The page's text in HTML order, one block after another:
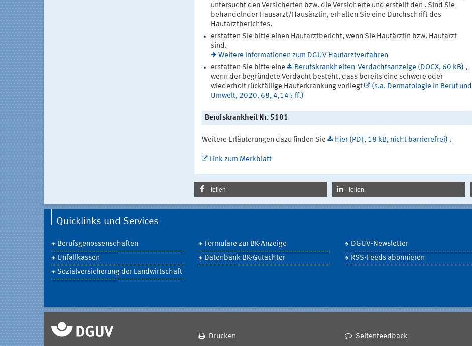
untersucht den Versicherten bzw. die Versicherte und erstellt den . Sind Sie
behandelnder Hausarzt/Hausärztin, erhalten Sie eine Durchschrift des
Hautarztberichtes.
erstatten Sie bitte einen Hautarztbericht, wenn Sie Hautärztin bzw. Hautarzt
sind.
Weitere Informationen zum DGUV Hautarztverfahren
erstatten Sie bitte eine
Berufskrankheiten-Verdachtsanzeige (DOCX, 60 kB) ,
wenn der begründete Verdacht besteht, dass bereits eine schwere oder
wiederholt rückfällige Hauterkrankung vorliegt
(s.a. Dermatologie in Beruf und
Umwelt, 2020, 68, 4,145 ff.)
Berufskrankheit Nr. 5101
Weitere Erläuterungen dazu finden Sie hier (PDF, 18 kB, nicht barrierefrei) .
Link zum Merkblatt
teilen teilen
Quicklinks und Services
Berufsgenossenschaften
Unfallkassen
Sozialversicherung der Landwirtschaft
Formulare zur BK-Anzeige
Datenbank BK-Gutachter
DGUV-Newsletter
RSS-Feeds abonnieren
Drucken Seitenfeedback